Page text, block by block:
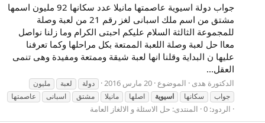
جواب دولة اسيوية عاصمتها مانيلا عدد سكانها 92 مليون اسمها
مشتق من اسم ملك اسبانى لغز رقم 21 من لعبة وصلة
للمجموعة الثالثة السلام عليكم احبتى الكرام وما زلنا نواصل
معاا حل لعبة وصلة اللعبة الممتعة بكل مراحلها وكما تعرفنا
عليها ن البداية وقلنا انها لعبة شيقة وممتعة ومفيدة وهى تنمى
العقل...
الدكتورة هدى الموضوع 20 مارس 2016 دولة لعبة
مليون
جواب
سكانها اسيوية اصلها مانيلا مشتق اسبانى عاصمتها
الردود: 0 المنتدى: حل الاسئلة و الالغاز العامة